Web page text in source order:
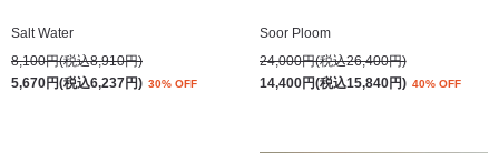
Salt Water
8,100円(税込8,910円)
5,670円(税込6,237円) 30% OFF
Soor Ploom
24,000円(税込26,400円)
14,400円(税込15,840円) 40% OFF